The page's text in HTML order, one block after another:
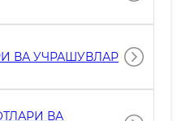
ВА УЧРАШУВЛАР
ВА